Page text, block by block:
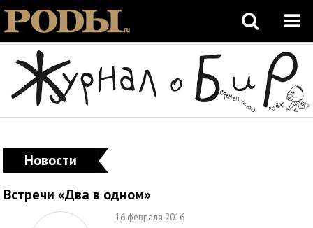
Новости
Встречи «Два в одном»
16 февраля 2016